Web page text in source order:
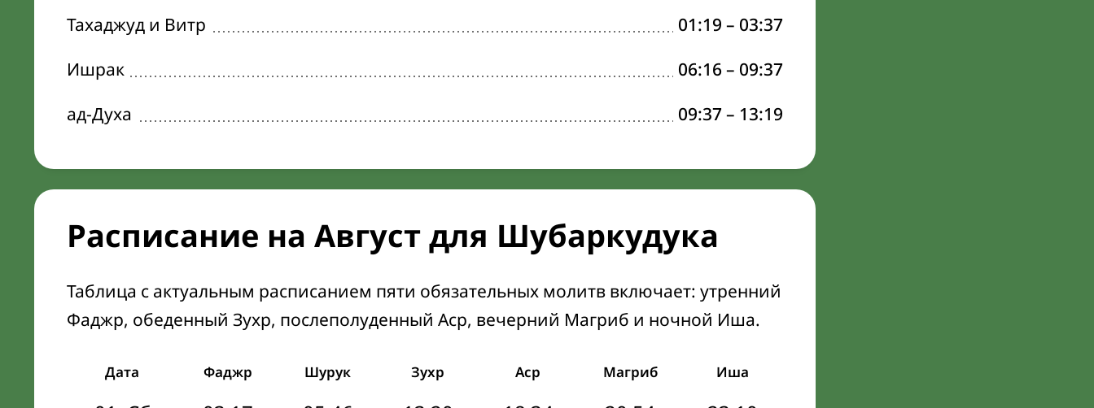
Тахаджуд и Витр 01:19 – 03:37
Ишрак
06:16 – 09:37
ад-Духа
09:37– 13:19
Расписание на Август для Шубаркудука
Таблица с актуальным расписанием пяти обязательных молитв включает: утренний
Фаджр, обеденный Зухр, послеполуденный Аср, вечерний Магриб и ночной Иша.
Дата Фаджр Шурук Зухр Аср Магриб Иша